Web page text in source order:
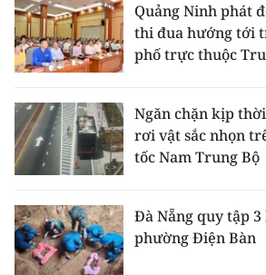
Quảng Ninh phát
thi đua hướng tới
phố trực thuộc
Ngăn chặn kịp
rơi vật sắc nhọn
tốc Nam Trung Bộ
Đà Nẵng quy tập
phường Điện Bàn